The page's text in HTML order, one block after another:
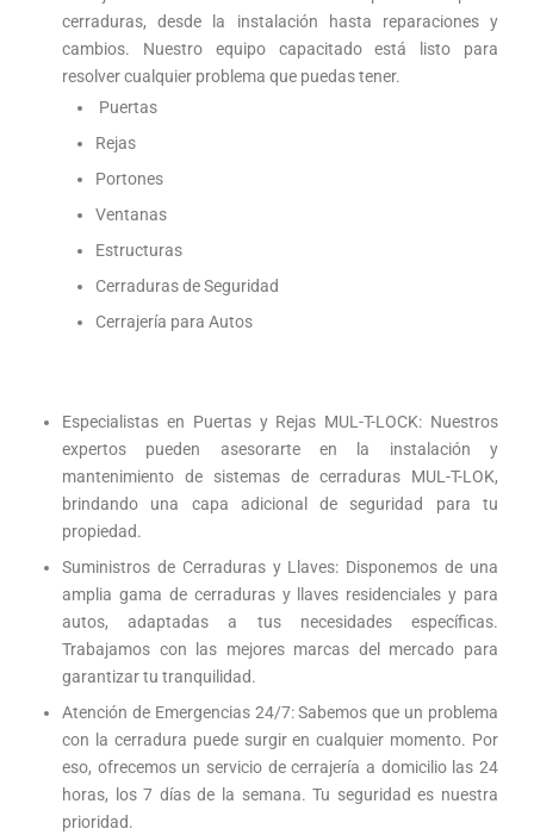
cerraduras, desde la instalación hasta reparaciones y
cambios. Nuestro equipo capacitado está listo para
resolver cualquier problema que puedas tener.
Puertas
Rejas
Portones
Ventanas
Estructuras
Cerraduras de Seguridad
Cerrajería para Autos
Especialistas en Puertas y Rejas MUL-T-LOCK: Nuestros
expertos pueden asesorarte en la instalación y
mantenimiento de sistemas de cerraduras MUL-T-LOK,
brindando una capa adicional de seguridad para tu
propiedad.
Suministros de Cerraduras y Llaves: Disponemos de una
amplia gama de cerraduras y llaves residenciales y para
autos, adaptadas a tus necesidades específicas.
Trabajamos con las mejores marcas del mercado para
garantizar tu tranquilidad.
Atención de Emergencias 24/7: Sabemos que un problema
con la cerradura puede surgir en cualquier momento. Por
eso, ofrecemos un servicio de cerrajería a domicilio las 24
horas, los 7 días de la semana. Tu seguridad es nuestra
prioridad.